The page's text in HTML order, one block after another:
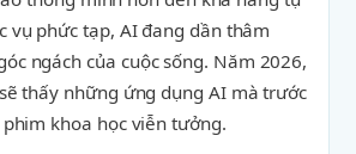
vụ phức tạp, AI đang dần thâm
ngách của cuộc sống. Năm 2026,
thấy những ứng dụng AI mà trước
khoa học viễn tưởng.